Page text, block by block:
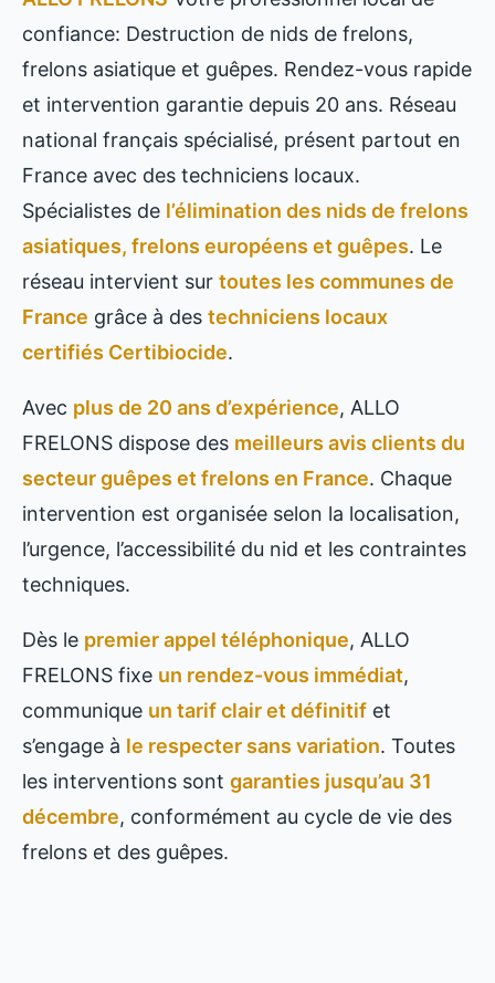
confiance: Destruction de nids de frelons,
frelons asiatique et guêpes. Rendez-vous rapide
et intervention garantie depuis 20 ans. Réseau
national français spécialisé, présent partout en
France avec des techniciens locaux.
Spécialistes de l’élimination des nids de frelons
asiatiques, frelons européens et guêpes. Le
réseau intervient sur toutes les communes de
France grâce à des techniciens locaux
certifiés Certibiocide.
Avec plus de 20 ans d’expérience, ALLO
FRELONS dispose des meilleurs avis clients du
secteur guêpes et frelons en France. Chaque
intervention est organisée selon la localisation,
l’urgence, l’accessibilité du nid et les contraintes
techniques.
Dès le premier appel téléphonique, ALLO
FRELONS fixe un rendez-vous immédiat,
communique un tarif clair et définitif et
s’engage à le respecter sans variation. Toutes
les interventions sont garanties jusqu’au 31
décembre, conformément au cycle de vie des
frelons et des guêpes.